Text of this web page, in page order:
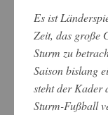
Es ist
Zeit, das große
Sturm zu
Saison bislang
steht der Kader
Sturm-Fußball